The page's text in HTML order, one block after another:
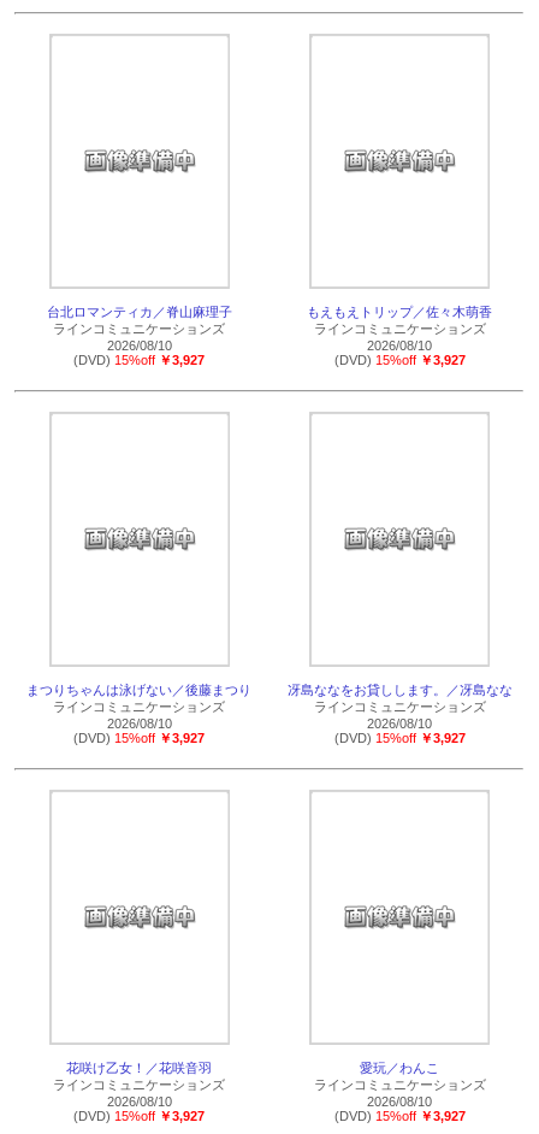
台北ロマンティカ／脊山麻理子
ラインコミュニケーションズ
2026/08/10
(DVD) 15%off ￥3,927
もえもえトリップ／佐々木萌香
ラインコミュニケーションズ
2026/08/10
(DVD) 15%off ￥3,927
まつりちゃんは泳げない／後藤まつり
ラインコミュニケーションズ
2026/08/10
(DVD) 15%off ￥3,927
冴島ななをお貸しします。／冴島なな
ラインコミュニケーションズ
2026/08/10
(DVD) 15%off ￥3,927
花咲け乙女！／花咲音羽
ラインコミュニケーションズ
2026/08/10
(DVD) 15%off ￥3,927
愛玩／わんこ
ラインコミュニケーションズ
2026/08/10
(DVD) 15%off ￥3,927